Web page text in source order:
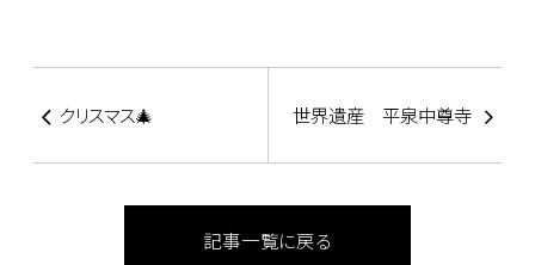
クリスマス🎄 世界遺産 平泉中尊寺
記事一覧に戻る